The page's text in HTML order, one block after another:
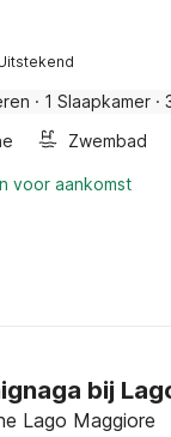
· 1 Slaapkamer ·
Zwembad
voor aankomst
bij
Lago Maggiore